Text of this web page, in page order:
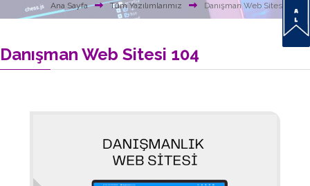
Ana Sayfa Tüm Yazılımlarımız Danışman Web Sitesi 104
Danışman Web Sitesi 104